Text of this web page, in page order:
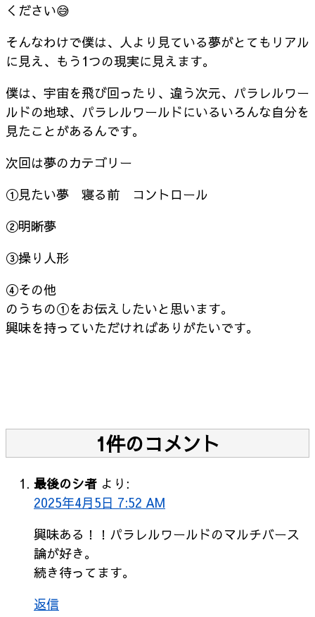
ください😅
そんなわけで僕は、人より見ている夢がとてもリアル
に見え、もう1つの現実に見えます。
僕は、宇宙を飛び回ったり、違う次元、パラレルワー
ルドの地球、パラレルワールドにいるいろんな自分を
見たことがあるんです。
次回は夢のカテゴリー
①見たい夢 寝る前 コントロール
②明晰夢
③操り人形
④その他
のうちの①をお伝えしたいと思います。
興味を持っていただければありがたいです。
1件のコメント
最後のシ者 より:
2025年4月5日 7:52 AM
興味ある！！パラレルワールドのマルチバース
論が好き。
続き待ってます。
返信